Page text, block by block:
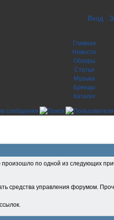
Вход
Главная
Новости
Обзоры
Статьи
Музыка
Бренды
Каталог
по одной из следующих
средства управления форумом.